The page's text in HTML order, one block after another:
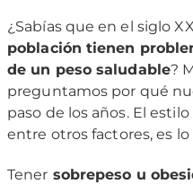
¿Sabías que en el siglo
población tienen
de un peso saludable?
preguntamos por qué
paso de los años. El
entre otros factores, es
Tener sobrepeso u